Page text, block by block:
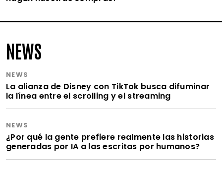
NEWS
NEWS
La alianza de Disney con TikTok busca difuminar
la línea entre el scrolling y el streaming
NEWS
¿Por qué la gente prefiere realmente las historias
generadas por IA a las escritas por humanos?